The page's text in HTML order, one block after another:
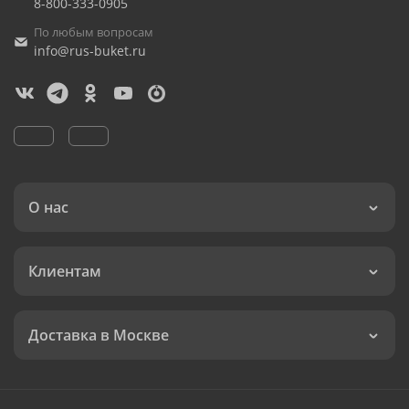
По любым вопросам
info@rus-buket.ru
О нас
Клиентам
Доставка в Москве